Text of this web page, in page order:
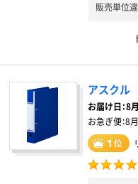
販売単位
アスクル
お届け日：8
お急ぎ便：8